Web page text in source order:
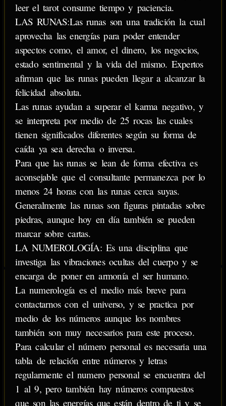
leer el tarot consume tiempo y paciencia.
LAS RUNAS:Las runas son una tradición la cual
aprovecha las energías para poder entender
aspectos como, el amor, el dinero, los negocios,
estado sentimental y la vida del mismo. Expertos
afirman que las runas pueden llegar a alcanzar la
felicidad absoluta.
Las runas ayudan a superar el karma negativo, y
se interpreta por medio de 25 rocas las cuales
tienen significados diferentes según su forma de
caída ya sea derecha o inversa.
Para que las runas se lean de forma efectiva es
aconsejable que el consultante permanezca por lo
menos 24 horas con las runas cerca suyas.
Generalmente las runas son figuras pintadas sobre
piedras, aunque hoy en día también se pueden
marcar sobre cartas.
LA NUMEROLOGÍA: Es una disciplina que
investiga las vibraciones ocultas del cuerpo y se
encarga de poner en armonía el ser humano.
La numerología es el medio más breve para
contactarnos con el universo, y se practica por
medio de los números aunque los nombres
también son muy necesarios para este proceso.
Para calcular el número personal es necesaria una
tabla de relación entre números y letras
regularmente el numero personal se encuentra del
1 al 9, pero también hay números compuestos
que son las energías que están dentro de ti y se